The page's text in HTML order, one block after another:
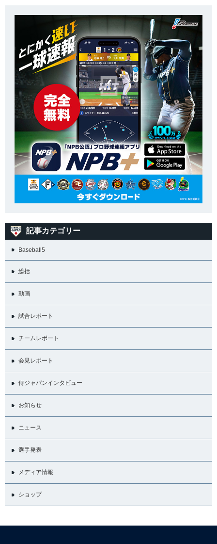
記事カテゴリー
Baseball5
総括
動画
試合レポート
チームレポート
会見レポート
侍ジャパンインタビュー
お知らせ
ニュース
選手発表
メディア情報
ショップ